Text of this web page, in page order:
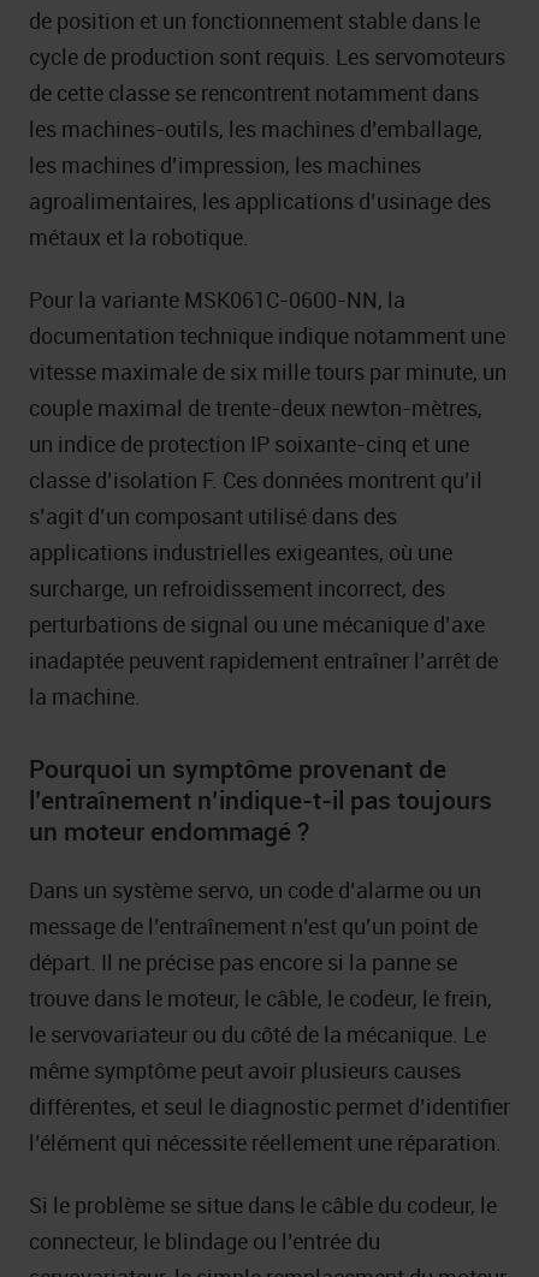
de position et un fonctionnement stable dans le
cycle de production sont requis. Les servomoteurs
de cette classe se rencontrent notamment dans
les machines-outils, les machines d’emballage,
les machines d’impression, les machines
agroalimentaires, les applications d’usinage des
métaux et la robotique.
Pour la variante MSK061C-0600-NN, la
documentation technique indique notamment une
vitesse maximale de six mille tours par minute, un
couple maximal de trente-deux newton-mètres,
un indice de protection IP soixante-cinq et une
classe d’isolation F. Ces données montrent qu’il
s’agit d’un composant utilisé dans des
applications industrielles exigeantes, où une
surcharge, un refroidissement incorrect, des
perturbations de signal ou une mécanique d’axe
inadaptée peuvent rapidement entraîner l’arrêt de
la machine.
Pourquoi un symptôme provenant de
l’entraînement n’indique-t-il pas toujours
un moteur endommagé ?
Dans un système servo, un code d’alarme ou un
message de l’entraînement n’est qu’un point de
départ. Il ne précise pas encore si la panne se
trouve dans le moteur, le câble, le codeur, le frein,
le servovariateur ou du côté de la mécanique. Le
même symptôme peut avoir plusieurs causes
différentes, et seul le diagnostic permet d’identifier
l’élément qui nécessite réellement une réparation.
Si le problème se situe dans le câble du codeur, le
connecteur, le blindage ou l’entrée du